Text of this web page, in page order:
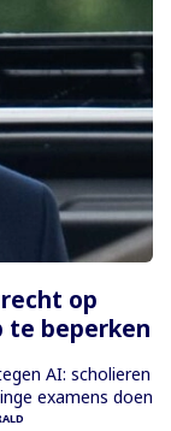
op
te beperken
AI: scholieren
examens doen